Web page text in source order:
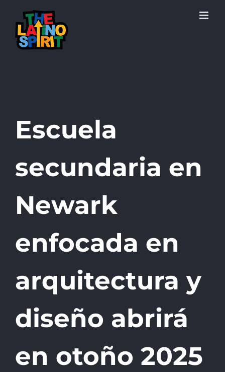
content
Escuela
secundaria en
Newark
enfocada en
arquitectura y
diseño abrirá
en otoño 2025